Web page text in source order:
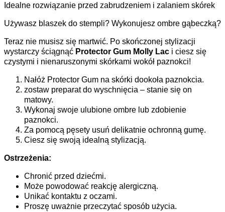
Idealne rozwiązanie przed zabrudzeniem i zalaniem skórek
Używasz blaszek do stempli? Wykonujesz ombre gąbeczką?
Teraz nie musisz się martwić. Po skończonej stylizacji
wystarczy ściągnąć Protector Gum Molly Lac i ciesz się
czystymi i nienaruszonymi skórkami wokół paznokci!
Nałóż Protector Gum na skórki dookoła paznokcia.
zostaw preparat do wyschnięcia – stanie się on
matowy.
Wykonaj swoje ulubione ombre lub zdobienie
paznokci.
Za pomocą pęsety usuń delikatnie ochronną gumę.
Ciesz się swoją idealną stylizacją.
Ostrzeżenia:
Chronić przed dziećmi.
Może powodować reakcję alergiczną.
Unikać kontaktu z oczami.
Proszę uważnie przeczytać sposób użycia.